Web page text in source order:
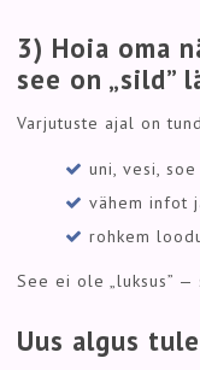
3) Hoia oma
see on „sild”
Varjutuste ajal on
uni, vesi,
vähem infot
rohkem
See ei ole „luksus” —
Uus algus